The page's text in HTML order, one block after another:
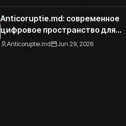
Anticoruptie.md: современное
цифровое пространство для
читателей портала
Anticoruptie.md Jun 29, 2026